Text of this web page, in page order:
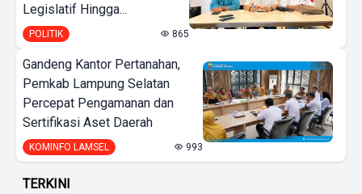
Legislatif Hingga...
POLITIK 865
Gandeng Kantor Pertanahan,
Pemkab Lampung Selatan
Percepat Pengamanan dan
Sertifikasi Aset Daerah
KOMINFO LAMSEL 993
TERKINI